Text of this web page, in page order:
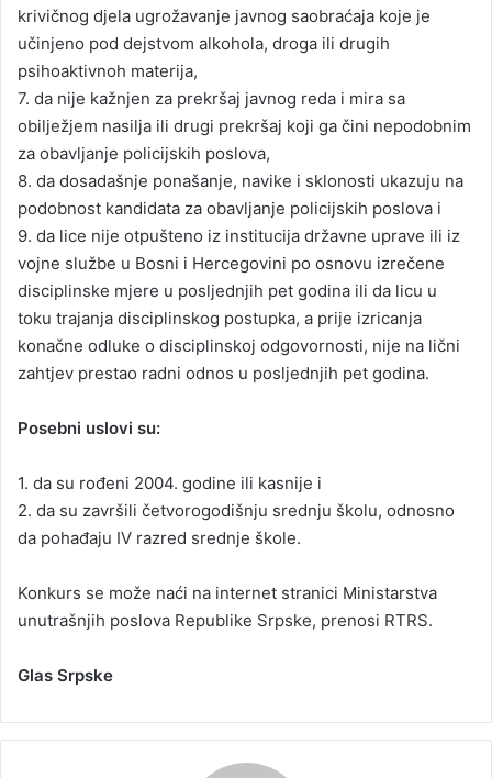
krivičnog djela ugrožavanje javnog saobraćaja koje je
učinjeno pod dejstvom alkohola, droga ili drugih
psihoaktivnoh materija,
7. da nije kažnjen za prekršaj javnog reda i mira sa
obilježjem nasilja ili drugi prekršaj koji ga čini nepodobnim
za obavljanje policijskih poslova,
8. da dosadašnje ponašanje, navike i sklonosti ukazuju na
podobnost kandidata za obavljanje policijskih poslova i
9. da lice nije otpušteno iz institucija državne uprave ili iz
vojne službe u Bosni i Hercegovini po osnovu izrečene
disciplinske mjere u posljednjih pet godina ili da licu u
toku trajanja disciplinskog postupka, a prije izricanja
konačne odluke o disciplinskoj odgovornosti, nije na lični
zahtjev prestao radni odnos u posljednjih pet godina.
Posebni uslovi su:
1. da su rođeni 2004. godine ili kasnije i
2. da su završili četvorogodišnju srednju školu, odnosno
da pohađaju IV razred srednje škole.
Konkurs se može naći na internet stranici Ministarstva
unutrašnjih poslova Republike Srpske, prenosi RTRS.
Glas Srpske